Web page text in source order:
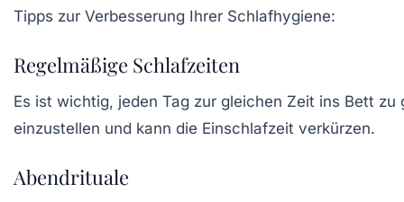
Tipps zur Verbesserung Ihrer Schlafhygiene:
Regelmäßige Schlafzeiten
Es ist wichtig, jeden Tag zur gleichen Zeit ins Bett
einzustellen und kann die Einschlafzeit verkürzen.
Abendrituale